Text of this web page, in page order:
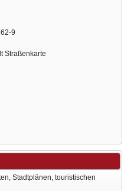
9
Straßenkarte
Stadtplänen, touristischen